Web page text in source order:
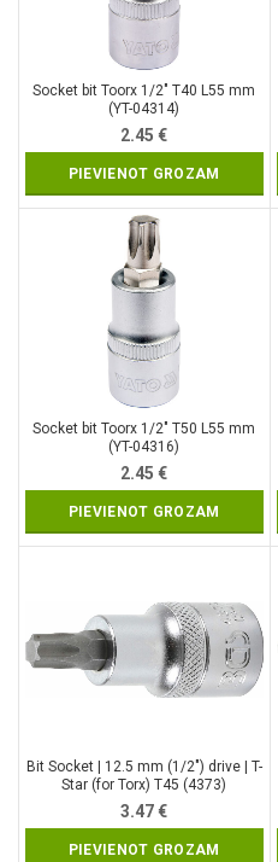
Socket bit Toorx 1/2″ T40 L55 mm
(YT-04314)
2.45€
PIEVIENOT GROZAM
Socket bit Toorx 1/2″ T50 L55 mm
(YT-04316)
2.45€
PIEVIENOT GROZAM
Bit Socket | 12.5 mm (1/2″) drive | T-
Star (for Torx) T45 (4373)
3.47€
PIEVIENOT GROZAM